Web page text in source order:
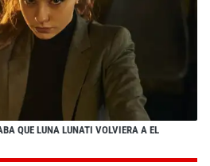
QUE LUNA LUNATI VOLVIERA A EL